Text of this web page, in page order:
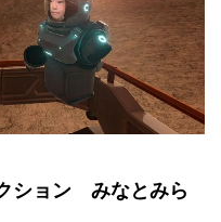
ション みなとみら